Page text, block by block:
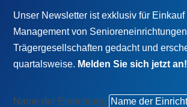
Unser Newsletter ist exklusiv für Einkauf
Management von
Trägergesellschaften gedacht und
quartalsweise. Melden Sie sich jetzt an!
Name der Einrichtung